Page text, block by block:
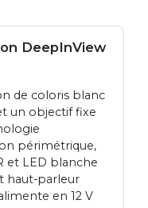
DeepInView
de coloris blanc
un objectif fixe
périmétrique,
et LED blanche
haut-parleur
en 12 V